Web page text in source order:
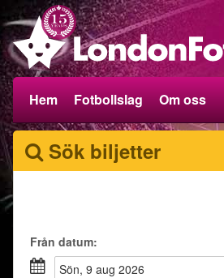
Hem Fotbollslag Om oss
Sök biljetter
Från datum:
sön, 9 aug 2026